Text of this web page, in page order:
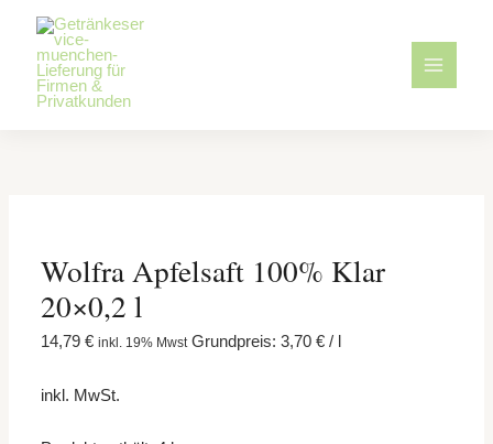
Inhalt
springen
Wolfra Apfelsaft 100% Klar
20×0,2 l
14,79€ inkl. 19% Mwst Grundpreis:3,70€ /
inkl. MwSt.
Apfelsaft
100%
Klar
20×0,2